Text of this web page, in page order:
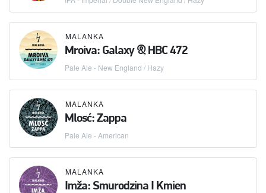
MALANKA
Mroiva: Galaxy & HBC 472
Pale Ale - New England / Hazy
MALANKA
Mlosć: Zappa
Pale Ale - American
MALANKA
Imža: Smurodzina I Kmien